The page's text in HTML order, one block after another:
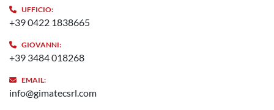
UFFICIO:
+39 0422 1838665
GIOVANNI:
+39 3484 018268
EMAIL:
info@gimatecsrl.com